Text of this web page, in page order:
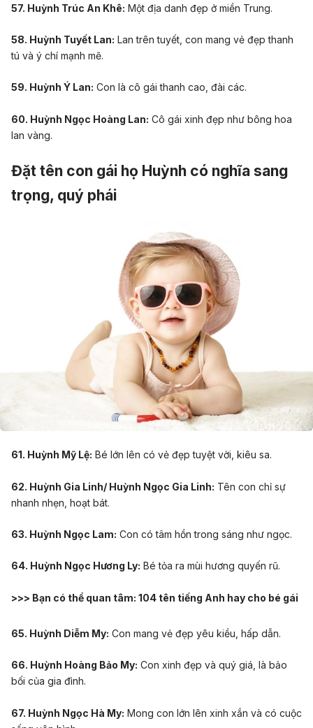
57. Huỳnh Trúc An Khê: Một địa danh đẹp ở miền Trung.
58. Huỳnh Tuyết Lan: Lan trên tuyết, con mang vẻ đẹp thanh
tú và ý chí mạnh mẽ.
59. Huỳnh Ý Lan: Con là cô gái thanh cao, đài các.
60. Huỳnh Ngọc Hoàng Lan: Cô gái xinh đẹp như bông hoa
lan vàng.
Đặt tên con gái họ Huỳnh có nghĩa sang
trọng, quý phái
61. Huỳnh Mỹ Lệ: Bé lớn lên có vẻ đẹp tuyệt vời, kiêu sa.
62. Huỳnh Gia Linh/ Huỳnh Ngọc Gia Linh: Tên con chỉ sự
nhanh nhẹn, hoạt bát.
63. Huỳnh Ngọc Lam: Con có tâm hồn trong sáng như ngọc.
64. Huỳnh Ngọc Hương Ly: Bé tỏa ra mùi hương quyến rũ.
>>> Bạn có thể quan tâm: 104 tên tiếng Anh hay cho bé gái
65. Huỳnh Diễm My: Con mang vẻ đẹp yêu kiều, hấp dẫn.
66. Huỳnh Hoàng Bảo My: Con xinh đẹp và quý giá, là bảo
bối của gia đình.
67. Huỳnh Ngọc Hà My: Mong con lớn lên xinh xắn và có cuộc